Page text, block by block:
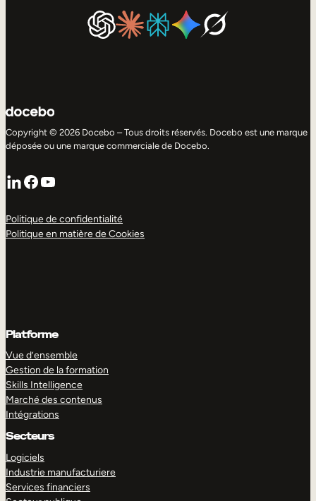
Copyright © 2026 Docebo – Tous droits réservés. Docebo est une marque
déposée ou une marque commerciale de Docebo.
LinkedIn
Facebook
YouTube
Politique de confidentialité
Politique en matière de Cookies
Platforme
Vue d’ensemble
Gestion de la formation
Skills Intelligence
Marché des contenus
Intégrations
Secteurs
Logiciels
Industrie manufacturiere
Services financiers